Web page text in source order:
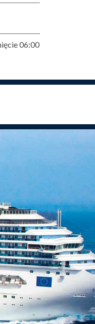
06:00